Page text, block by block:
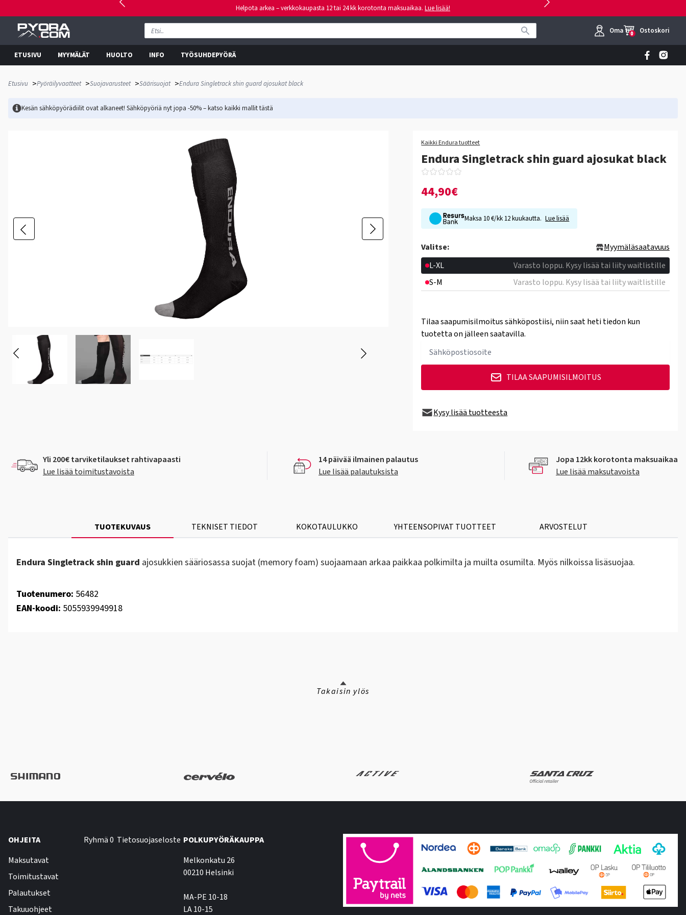
Helpota arkea – verkkokaupasta 12 tai 24 kk korotonta maksuaikaa. Lue lisää!
Oma tili
0 Ostoskori
ETUSIVU MYYMÄLÄT HUOLTO INFO TYÖSUHDEPYÖRÄ
Etusivu >Pyöräilyvaatteet >Suojavarusteet >Säärisuojat >Endura Singletrack shin guard ajosukat black
Kesän sähköpyörädiilit ovat alkaneet! Sähköpyöriä nyt jopa -50% – katso kaikki mallittästä
Kaikki Endura tuotteet
Endura Singletrack shin guard ajosukat black
44,90€
Maksa 10 €/kk 12 kuukautta. Lue lisää
Valitse:
Myymäläsaatavuus
L-XL
Varasto loppu. Kysy lisää tai liity waitlistille
S-M
Varasto loppu. Kysy lisää tai liity waitlistille
Tilaa saapumisilmoitus sähköpostiisi, niin saat heti tiedon kun
tuotetta on jälleen saatavilla.
TILAA SAAPUMISILMOITUS
Kysy lisää tuotteesta
Yli 200€ tarviketilaukset rahtivapaasti
Lue lisää toimitustavoista
14 päivää ilmainen palautus
Lue lisää palautuksista
Jopa 12kk korotonta maksuaikaa
Lue lisää maksutavoista
TUOTEKUVAUS TEKNISET TIEDOT KOKOTAULUKKO YHTEENSOPIVAT TUOTTEET ARVOSTELUT
Endura Singletrack shin guard ajosukkien sääriosassa suojat (memory foam) suojaamaan arkaa paikkaa polkimilta ja muilta osumilta. Myös nilkoissa lisäsuojaa.
Tuotenumero: 56482
EAN-koodi: 5055939949918
Takaisin ylös
OHJEITA
Maksutavat
Toimitustavat
Palautukset
Takuuohjeet
Ryhmä 0 Tietosuojaseloste POLKUPYÖRÄKAUPPA
Melkonkatu 26
00210 Helsinki
MA-PE 10-18
LA 10-15